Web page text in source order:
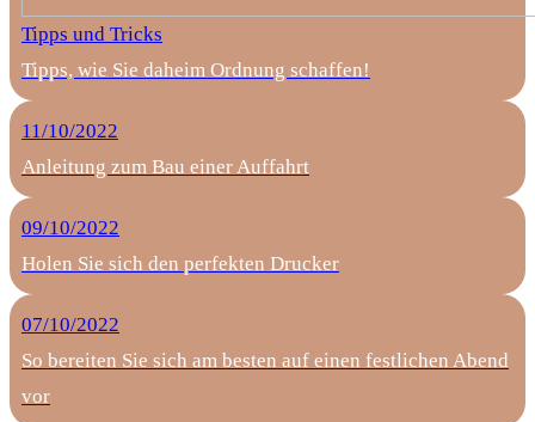
Tipps und Tricks
Tipps, wie Sie daheim Ordnung schaffen!
11/10/2022
Anleitung zum Bau einer Auffahrt
09/10/2022
Holen Sie sich den perfekten Drucker
07/10/2022
So bereiten Sie sich am besten auf einen festlichen Abend
vor